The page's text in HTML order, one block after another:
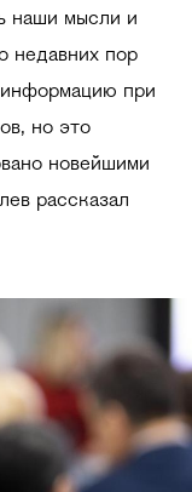
наши мысли и
недавних пор
при
но это
новейшими
рассказал